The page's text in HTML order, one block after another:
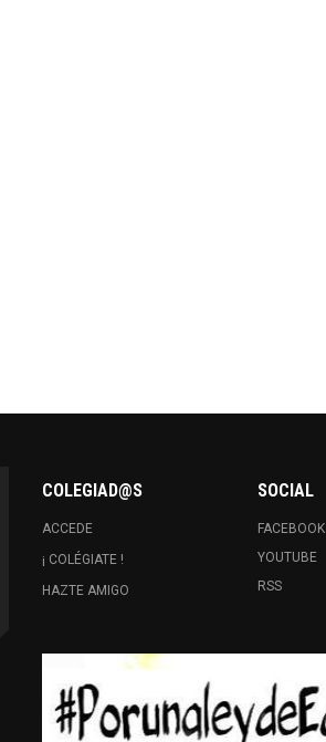
COLEGIAD@S
ACCEDE
¡ COLÉGIATE !
HAZTE AMIGO
SOCIAL
FACEBOOK
YOUTUBE
RSS